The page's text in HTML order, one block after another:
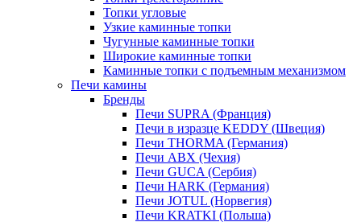
Топки угловые
Узкие каминные топки
Чугунные каминные топки
Широкие каминные топки
Каминные топки с подъемным механизмом
Печи камины
Бренды
Печи SUPRA (Франция)
Печи в изразце KEDDY (Швеция)
Печи THORMA (Германия)
Печи ABX (Чехия)
Печи GUCA (Сербия)
Печи HARK (Германия)
Печи JOTUL (Норвегия)
Печи KRATKI (Польша)